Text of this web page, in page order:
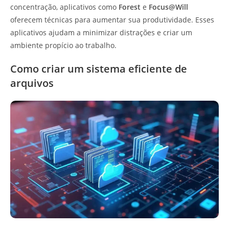
concentração, aplicativos como Forest e Focus@Will
oferecem técnicas para aumentar sua produtividade. Esses
aplicativos ajudam a minimizar distrações e criar um
ambiente propício ao trabalho.
Como criar um sistema eficiente de
arquivos